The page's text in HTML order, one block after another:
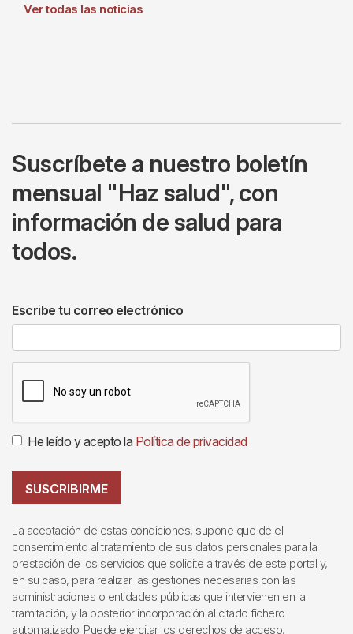
Ver todas las noticias
Suscríbete a nuestro boletín
mensual "Haz salud", con
información de salud para
todos.
Escribe tu correo electrónico
He leído y acepto la Política de privacidad
SUSCRIBIRME
La aceptación de estas condiciones, supone que dé el
consentimiento al tratamiento de sus datos personales para la
prestación de los servicios que solicite a través de este portal y,
en su caso, para realizar las gestiones necesarias con las
administraciones o entidades públicas que intervienen en la
tramitación, y la posterior incorporación al citado fichero
automatizado. Puede ejercitar los derechos de acceso,